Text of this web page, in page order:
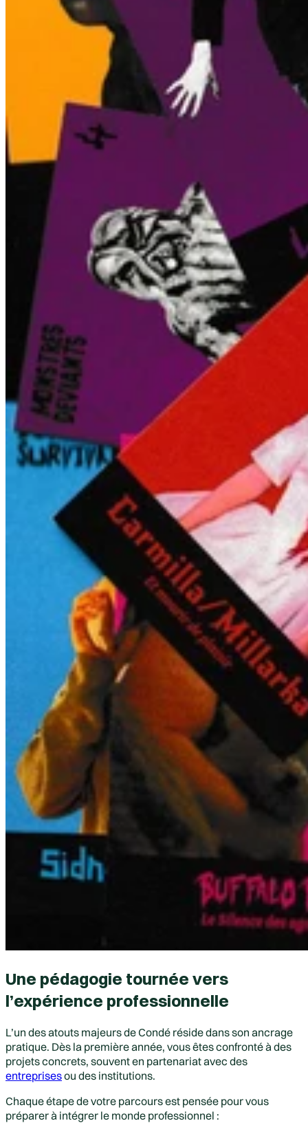
Une pédagogie tournée vers
l’expérience professionnelle
L’un des atouts majeurs de Condé réside dans son ancrage
pratique. Dès la première année, vous êtes confronté à des
projets concrets, souvent en partenariat avec des
entreprisesou des institutions.
Chaque étape de votre parcours est pensée pour vous
préparer à intégrer le monde professionnel :